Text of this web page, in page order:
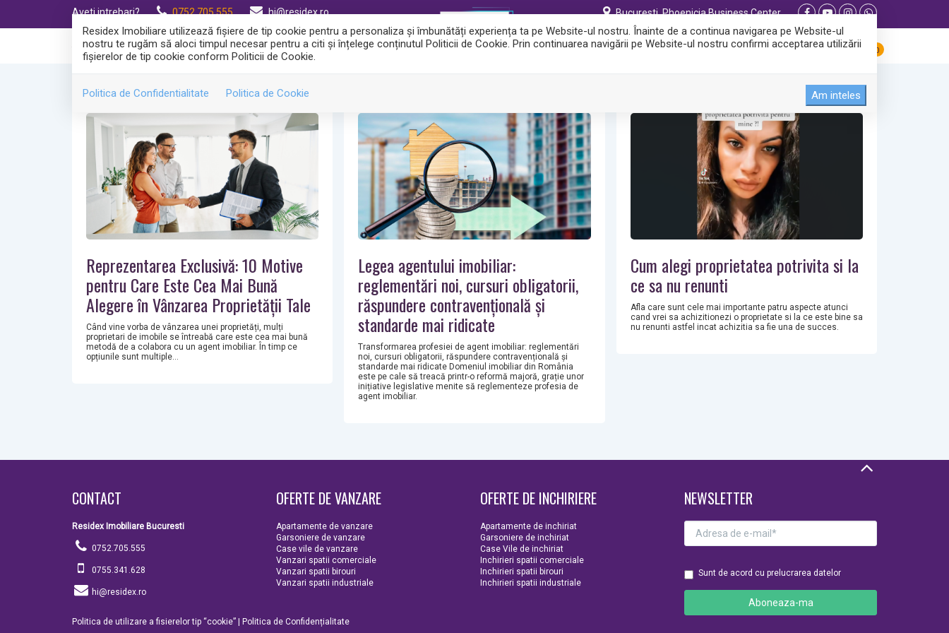
Residex Imobiliare utilizează fişiere de tip cookie pentru a personaliza și îmbunătăți experiența ta pe Website-ul nostru. Înainte de a continua navigarea pe Website-ul
nostru te rugăm să aloci timpul necesar pentru a citi și înțelege conținutul Politicii de Cookie. Prin continuarea navigării pe Website-ul nostru confirmi acceptarea utilizării
fişierelor de tip cookie conform Politicii de Cookie.
Politica de Confidentialitate Politica de Cookie Am inteles
Aveti intrebari? 0752.705.555 hi@residex.ro Bucuresti, Phoenicia Business Center
0
VANZARI INCHIRIERI SERVICII BLOG CONTACT VAND CUMPAR
Reprezentarea Exclusivă: 10 Motive
pentru Care Este Cea Mai Bună
Alegere în Vânzarea Proprietății Tale
Când vine vorba de vânzarea unei proprietăți, mulți
proprietari de imobile se întreabă care este cea mai bună
metodă de a colabora cu un agent imobiliar. În timp ce
opțiunile sunt multiple...
Legea agentului imobiliar:
reglementări noi, cursuri obligatorii,
răspundere contravențională și
standarde mai ridicate
Transformarea profesiei de agent imobiliar: reglementări
noi, cursuri obligatorii, răspundere contravențională și
standarde mai ridicate Domeniul imobiliar din România
este pe cale să treacă printr-o reformă majoră, grație unor
inițiative legislative menite să reglementeze profesia de
agent imobiliar.
Cum alegi proprietatea potrivita si la
ce sa nu renunti
Afla care sunt cele mai importante patru aspecte atunci
cand vrei sa achizitionezi o proprietate si la ce este bine sa
nu renunti astfel incat achizitia sa fie una de succes.
CONTACT
Residex Imobiliare Bucuresti
0752.705.555
0755.341.628
hi@residex.ro
OFERTE DE VANZARE
Apartamente de vanzare
Garsoniere de vanzare
Case vile de vanzare
Vanzari spatii comerciale
Vanzari spatii birouri
Vanzari spatii industriale
OFERTE DE INCHIRIERE
Apartamente de inchiriat
Garsoniere de inchiriat
Case Vile de inchiriat
Inchirieri spatii comerciale
Inchirieri spatii birouri
Inchirieri spatii industriale
NEWSLETTER
Sunt de acord cu prelucrarea datelor
Politica de utilizare a fisierelor tip “cookie” Politica de Confidențialitate